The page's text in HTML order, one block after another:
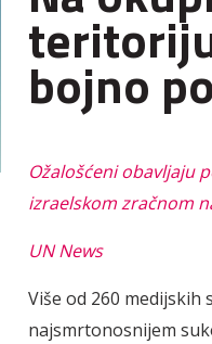
bojno
Ožalošćeni obavljaju
izraelskom zračnom
UN News
Više od 260
najsmrtonosnijem